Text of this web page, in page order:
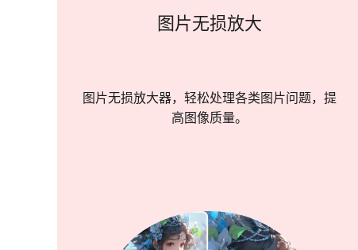
图片无损放大
图片无损放大器，轻松处理各类图片问题，提
高图像质量。